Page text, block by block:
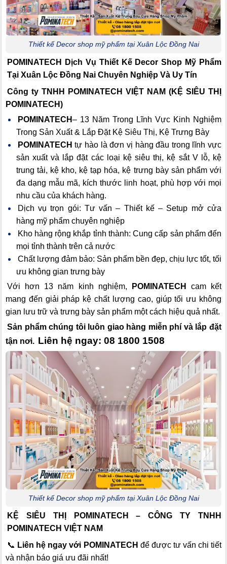
Thiết kế Decor shop mỹ phẩm tại Xuân Lộc Đồng Nai
POMINATECH Dịch Vụ Thiết Kế Decor Shop Mỹ Phẩm
Tại Xuân Lộc Đồng Nai Chuyên Nghiệp Và Uy Tín
Công ty TNHH POMINATECH VIỆT NAM (KỆ SIÊU THỊ
POMINATECH)
POMINATECH– 13 Năm Trong Lĩnh Vực Kinh Nghiệm
Trong Sản Xuất & Lắp Đặt Kệ Siêu Thị, Kệ Trưng Bày
POMINATECHtự hào là đơn vị hàng đầu trong lĩnh vực
sản xuất và lắp đặt các loại kệ siêu thị, kệ sắt V lỗ, kệ
trung tải, kệ kho, kệ tạp hóa, kệ trưng bày sản phẩm với
đa dạng mẫu mã, kích thước linh hoạt, phù hợp với mọi
nhu cầu của khách hàng.
Dịch vụ trọn gói: Tư vấn – Thiết kế – Setup mở cửa
hàng mỹ phẩm chuyên nghiệp
Kho hàng rộng khắp tỉnh thành: Cung cấp sản phẩm đến
mọi tỉnh thành trên cả nước
Chất lượng đảm bảo: Sản phẩm bền đẹp, chịu lực tốt, tối
ưu không gian trưng bày
Với hơn 13 năm kinh nghiệm,
POMINATECH
cam kết
mang đến giải pháp kệ chất lượng cao, giúp tối ưu không
gian lưu trữ và trưng bày sản phẩm một cách hiệu quả nhất.
Sản phẩm chúng tôi luôn giao hàng miễn phí và lắp đặt
tận nơi. Liên hệ ngay: 08 1800 1508
Thiết kế Decor shop mỹ phẩm tại Xuân Lộc Đồng Nai
KỆ SIÊU THỊ POMINATECH – CÔNG TY TNHH
POMINATECH VIỆT NAM
📞 Liên hệ ngay với POMINATECH để được tư vấn chi tiết
và nhận báo giá ưu đãi nhất!